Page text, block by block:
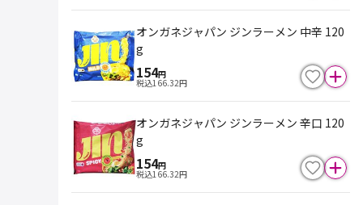
オンガネジャパン ジンラーメン 中辛 120
g
154円
税込166.32円
オンガネジャパン ジンラーメン 辛口 120
g
154円
税込166.32円